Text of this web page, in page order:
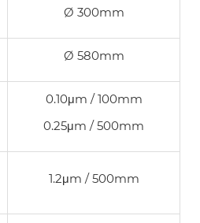
Ø 300mm
Ø 580mm
0.10μm / 100mm
0.25μm / 500mm
1.2μm / 500mm